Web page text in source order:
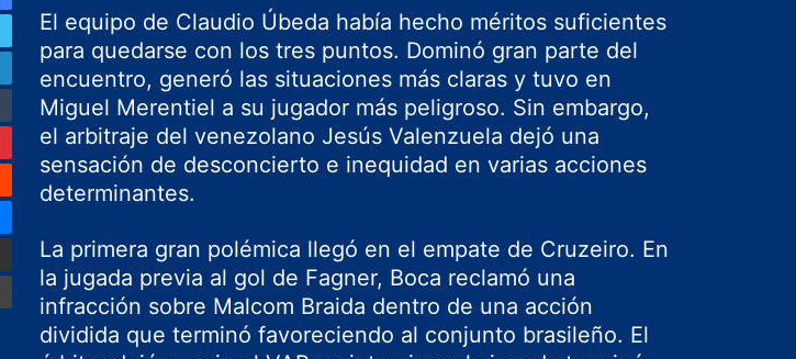
El equipo de Claudio Úbeda había hecho méritos suficientes
para quedarse con los tres puntos. Dominó gran parte del
encuentro, generó las situaciones más claras y tuvo en
Miguel Merentiel a su jugador más peligroso. Sin embargo,
el arbitraje del venezolano Jesús Valenzuela dejó una
sensación de desconcierto e inequidad en varias acciones
determinantes.
La primera gran polémica llegó en el empate de Cruzeiro. En
la jugada previa al gol de Fagner, Boca reclamó una
infracción sobre Malcom Braida dentro de una acción
dividida que terminó favoreciendo al conjunto brasileño. El